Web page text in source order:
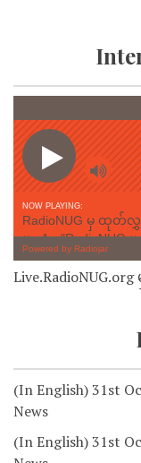
(In English) 31st
News
(In English) 31st